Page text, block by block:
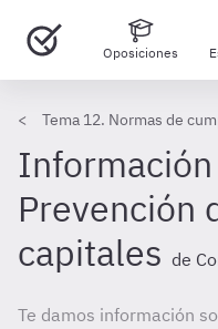
Oposiciones
Tema 12. Normas de
Prevención
capitales de
Te damos información